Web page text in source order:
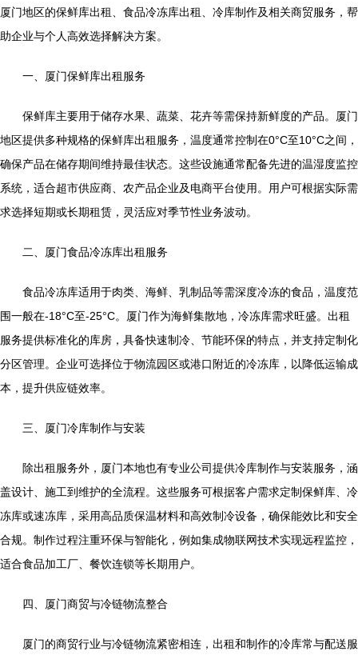
厦门地区的保鲜库出租、食品冷冻库出租、冷库制作及相关商贸服务，帮
助企业与个人高效选择解决方案。
一、厦门保鲜库出租服务
保鲜库主要用于储存水果、蔬菜、花卉等需保持新鲜度的产品。厦门
地区提供多种规格的保鲜库出租服务，温度通常控制在0°C至10°C之间，
确保产品在储存期间维持最佳状态。这些设施通常配备先进的温湿度监控
系统，适合超市供应商、农产品企业及电商平台使用。用户可根据实际需
求选择短期或长期租赁，灵活应对季节性业务波动。
二、厦门食品冷冻库出租服务
食品冷冻库适用于肉类、海鲜、乳制品等需深度冷冻的食品，温度范
围一般在-18°C至-25°C。厦门作为海鲜集散地，冷冻库需求旺盛。出租
服务提供标准化的库房，具备快速制冷、节能环保的特点，并支持定制化
分区管理。企业可选择位于物流园区或港口附近的冷冻库，以降低运输成
本，提升供应链效率。
三、厦门冷库制作与安装
除出租服务外，厦门本地也有专业公司提供冷库制作与安装服务，涵
盖设计、施工到维护的全流程。这些服务可根据客户需求定制保鲜库、冷
冻库或速冻库，采用高品质保温材料和高效制冷设备，确保能效比和安全
合规。制作过程注重环保与智能化，例如集成物联网技术实现远程监控，
适合食品加工厂、餐饮连锁等长期用户。
四、厦门商贸与冷链物流整合
厦门的商贸行业与冷链物流紧密相连，出租和制作的冷库常与配送服